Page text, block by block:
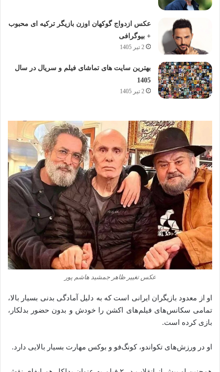
عکس ازدواج گوکهان اوزن بازیگر ترکیه ای محبوب
+ بیوگرافی
2 تیر 1405
بهترین سایت های تماشای فیلم و سریال در سال
1405
2 تیر 1405
عکس تغییر ظاهر جمشید هاشم پور
او از معدود بازیگران ایرانی است که به دلیل آمادگی بدنی بسیار بالا،
تمامی سکانس‌های فیلم‌های اکشن را خودش و بدون حضور بدلکار،
بازی کرده‌ است.
او در ورزش‌های تکواندو، کونگ‌فو و بوکس مهارت بسیار بالایی دارد.